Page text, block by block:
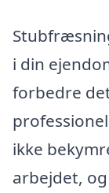
i din
forbedre
ikke
arbejdet,